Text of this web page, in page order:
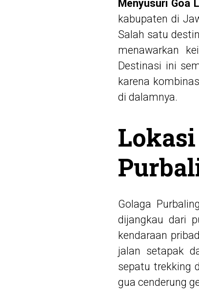
Menyusuri Goa
kabupaten di
Salah satu
menawarkan
Destinasi ini
karena
di dalamnya.
Golaga
dijangkau dari
kendaraan
jalan setapak
sepatu trekking
gua cenderung